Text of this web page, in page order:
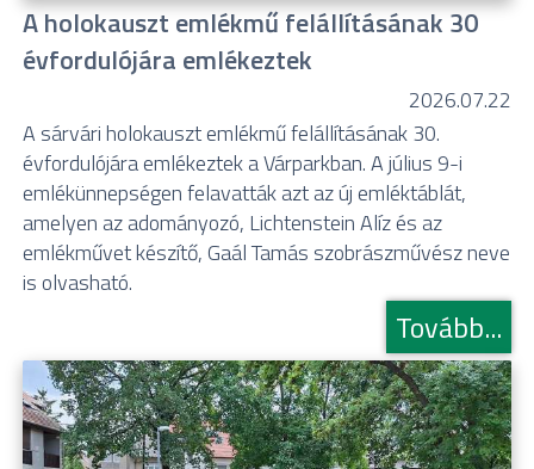
A holokauszt emlékmű felállításának 30
évfordulójára emlékeztek
2026.07.22
A sárvári holokauszt emlékmű felállításának 30.
évfordulójára emlékeztek a Várparkban. A július 9-i
emlékünnepségen felavatták azt az új emléktáblát,
amelyen az adományozó, Lichtenstein Alíz és az
emlékművet készítő, Gaál Tamás szobrászművész neve
is olvasható.
Tovább...